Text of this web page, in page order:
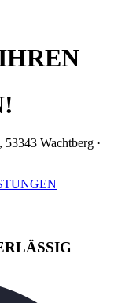
Wachtberg ·